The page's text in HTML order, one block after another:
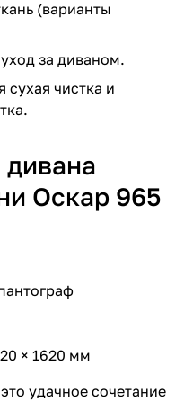
(варианты
за диваном.
сухая чистка и
дивана
Оскар 965
× 1620 мм
удачное сочетание